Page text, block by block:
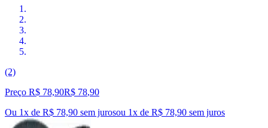
(2)
Preço R$ 78,90R$ 78,90
Ou 1x de R$ 78,90 sem jurosou 1x de R$ 78,90 sem juros